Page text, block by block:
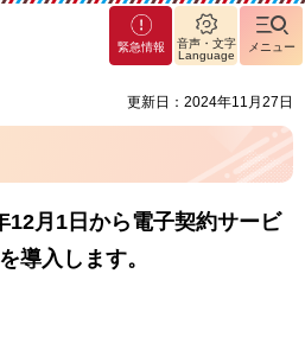
緊急情報
音声・文字
Language
メニュー
更新日：2024年11月27日
12月1日から電子契約サービ
導入します。